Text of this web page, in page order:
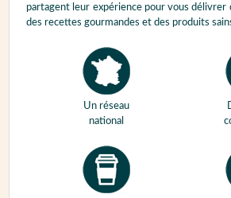
partagent leur expérience pour vous délivrer
des recettes gourmandes et des produits
Un réseau
national